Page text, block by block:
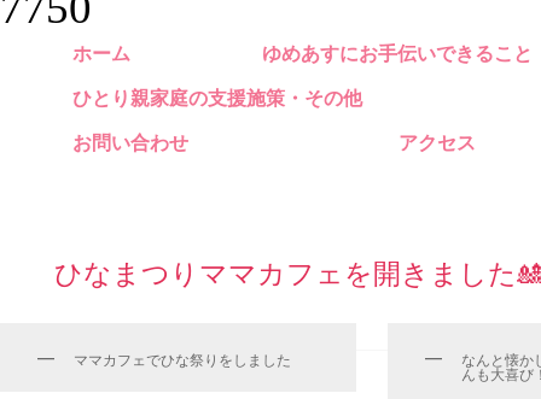
ホーム ゆめあすにお手伝いできること
ひとり親家庭の支援施策・その他
お問い合わせ アクセス
ひなまつりママカフェを開きました
ママカフェでひな祭りをしました なんと懐か
んも大喜び